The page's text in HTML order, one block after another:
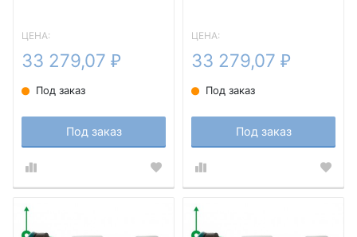
ЦЕНА:
33 279,07 ₽
Под заказ
Под заказ
ЦЕНА:
33 279,07 ₽
Под заказ
Под заказ